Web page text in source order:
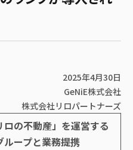
2025年4月30日
GeNiE株式会社
株式会社リロパートナーズ
の不動産」を運営する
ループと業務提携